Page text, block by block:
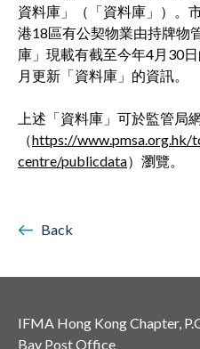
資料庫」（「資料庫」）。
港18區有公契物業由持牌物
庫」現載有截至今年4月30
月更新「資料庫」的資訊。
上述「資料庫」可於監管局
（https://www.pmsa.org.hk/
centre/publicdata）瀏覽。
Back
IFMA Hong Kong Chapter,
Bay Post Office